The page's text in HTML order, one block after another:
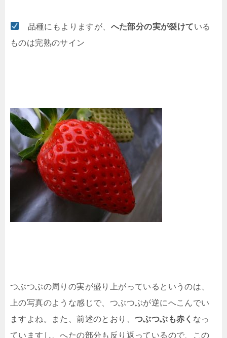
品種にもよりますが、 へた部分の実が裂けている
ものは完熟のサイン
つぶつぶの周りの実が盛り上がっているというのは、
上の写真のような感じで、つぶつぶが逆にへこんでい
ますよね。また、前述のとおり、 つぶつぶも赤く なっ
ていますし、へたの部分も反り返っているので、この